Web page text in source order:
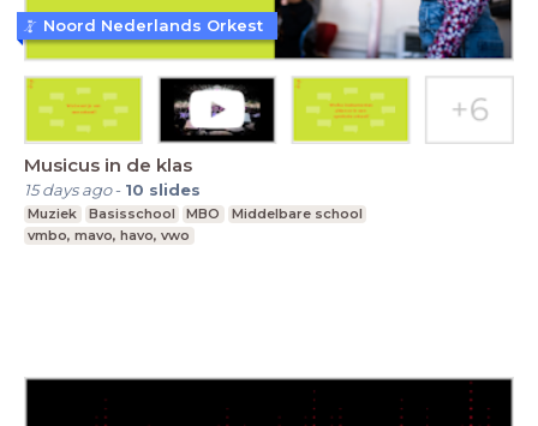
Musicus in de klas
15 days ago- 10 slides
Muziek Basisschool MBO
Middelbare school
vmbo, mavo, havo, vwo
Noord Nederlands Orkest